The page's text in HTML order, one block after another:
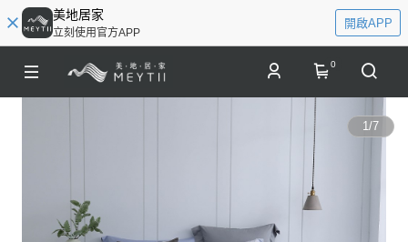
美地居家
立刻使用官方APP
開啟APP
0
1/7